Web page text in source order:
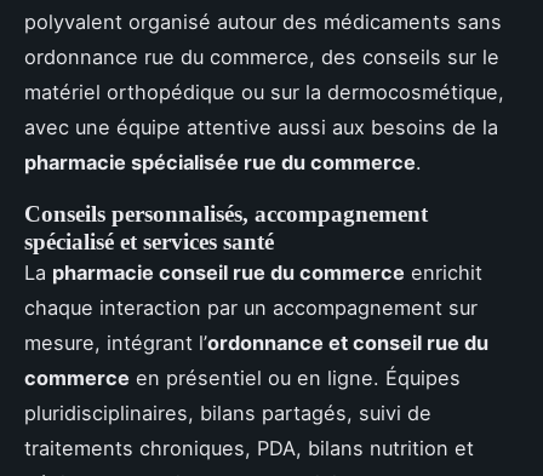
polyvalent organisé autour des médicaments sans
ordonnance rue du commerce, des conseils sur le
matériel orthopédique ou sur la dermocosmétique,
avec une équipe attentive aussi aux besoins de la
pharmacie spécialisée rue du commerce.
Conseils personnalisés, accompagnement
spécialisé et services santé
La pharmacie conseil rue du commerce enrichit
chaque interaction par un accompagnement sur
mesure, intégrant l’ordonnance et conseil rue du
commerce en présentiel ou en ligne. Équipes
pluridisciplinaires, bilans partagés, suivi de
traitements chroniques, PDA, bilans nutrition et